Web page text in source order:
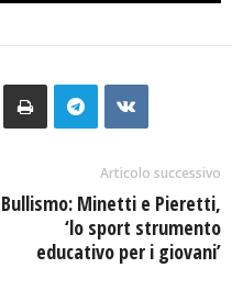
Articolo successivo
Bullismo: Minetti e Pieretti,
‘lo sport strumento
educativo per i giovani’